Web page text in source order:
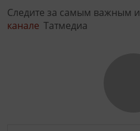
Следите за самым важным
канале Татмедиа